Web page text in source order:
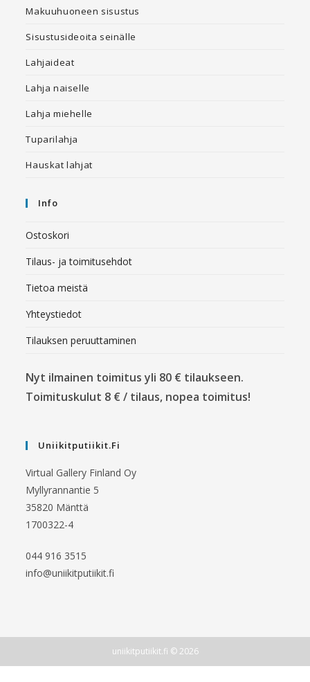
Makuuhuoneen sisustus
Sisustusideoita seinälle
Lahjaideat
Lahja naiselle
Lahja miehelle
Tuparilahja
Hauskat lahjat
Info
Ostoskori
Tilaus- ja toimitusehdot
Tietoa meistä
Yhteystiedot
Tilauksen peruuttaminen
Nyt ilmainen toimitus yli 80 € tilaukseen.
Toimituskulut 8 € / tilaus, nopea toimitus!
Uniikitputiikit.fi
Virtual Gallery Finland Oy
Myllyrannantie 5
35820 Mänttä
1700322-4
044 916 3515
info@uniikitputiikit.fi
uniikitputiikit.fi © 2026